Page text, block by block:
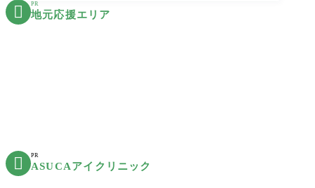
 PR
地元応援エリア
 PR
ASUCAアイクリニック